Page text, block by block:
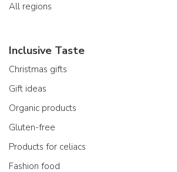
All regions
Inclusive Taste
Christmas gifts
Gift ideas
Organic products
Gluten-free
Products for celiacs
Fashion food